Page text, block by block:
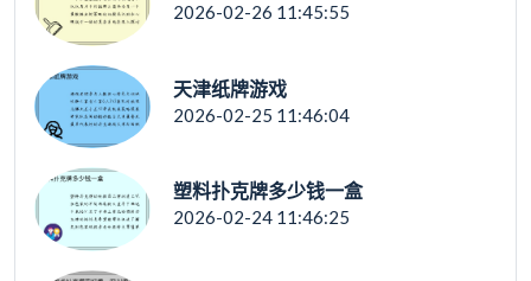
2026-02-26 11:45:55
天津纸牌游戏
2026-02-25 11:46:04
塑料扑克牌多少钱一盒
2026-02-24 11:46:25